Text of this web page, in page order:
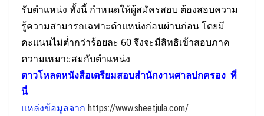
รับตําแหน่ง ทั้งนี้ กําหนดให้ผู้สมัครสอบ ต้องสอบความ
รู้ความสามารถเฉพาะตําแหน่งก่อนผ่านก่อน โดยมี
คะแนนไม่ต่ำกว่าร้อยละ 60 จึงจะมีสิทธิเข้าสอบภาค
ความเหมาะสมกับตําแหน่ง
ดาวโหลดหนังสือเตรียมสอบสำนักงานศาลปกครอง ที่
นี่
แหล่งข้อมูลจาก https://www.sheetjula.com/